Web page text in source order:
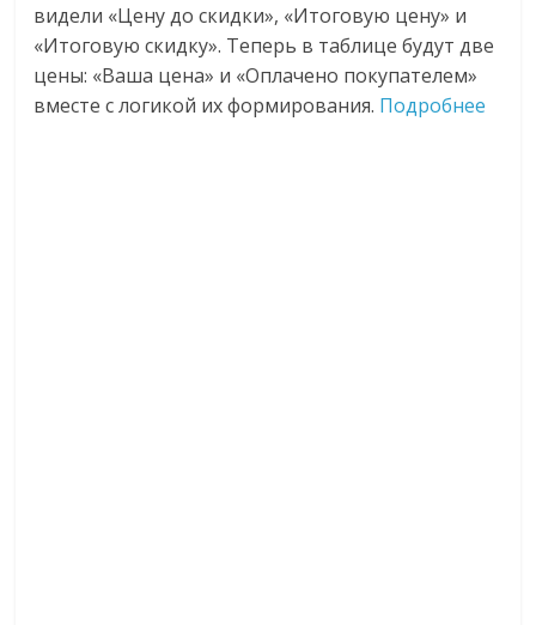
видели «Цену до скидки», «Итоговую цену» и
«Итоговую скидку». Теперь в таблице будут две
цены: «Ваша цена» и «Оплачено покупателем»
вместе с логикой их формирования. Подробнее